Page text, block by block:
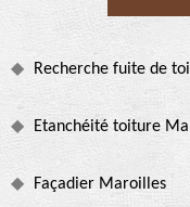
Recherche fuite de
Etanchéité toiture
Façadier Maroilles